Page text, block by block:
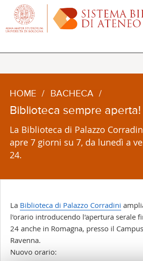
HOME / BACHECA /
Biblioteca sempre aperta!
La Biblioteca di Palazzo
apre 7 giorni su 7, da lunedì a
24.
La Biblioteca di Palazzo Corradini
l'orario introducendo l'apertura serale
24 anche in Romagna, presso il
Ravenna.
Nuovo orario: